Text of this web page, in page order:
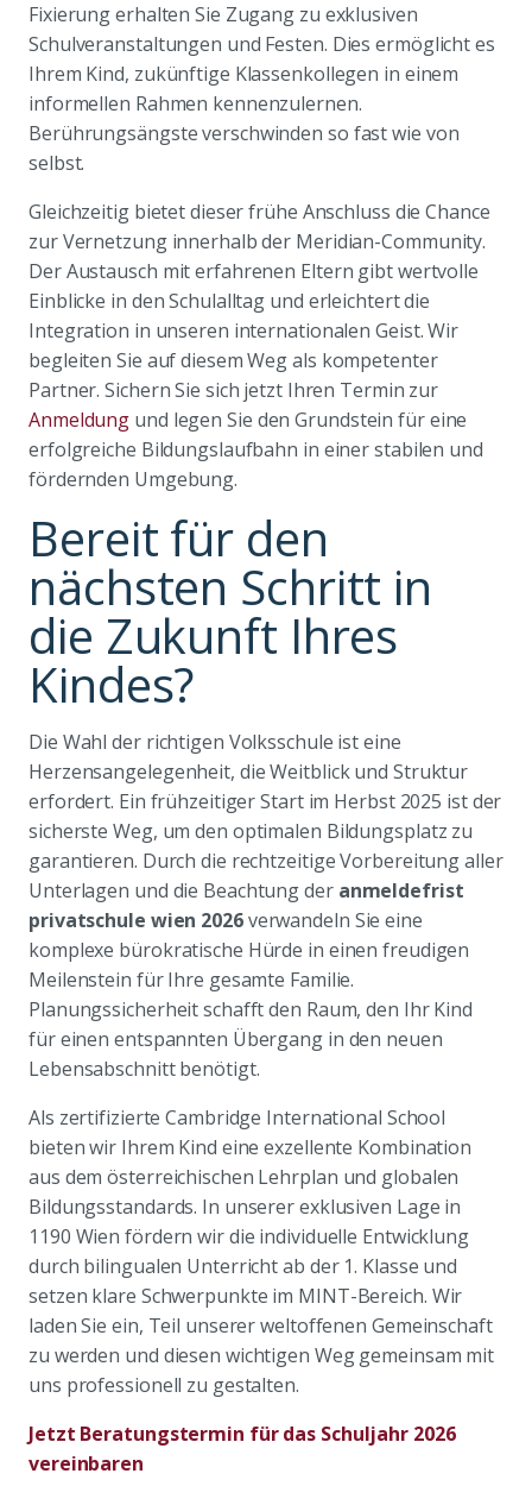
Fixierung erhalten Sie Zugang zu exklusiven
Schulveranstaltungen und Festen. Dies ermöglicht es
Ihrem Kind, zukünftige Klassenkollegen in einem
informellen Rahmen kennenzulernen.
Berührungsängste verschwinden so fast wie von
selbst.
Gleichzeitig bietet dieser frühe Anschluss die Chance
zur Vernetzung innerhalb der Meridian-Community.
Der Austausch mit erfahrenen Eltern gibt wertvolle
Einblicke in den Schulalltag und erleichtert die
Integration in unseren internationalen Geist. Wir
begleiten Sie auf diesem Weg als kompetenter
Partner. Sichern Sie sich jetzt Ihren Termin zur
Anmeldung und legen Sie den Grundstein für eine
erfolgreiche Bildungslaufbahn in einer stabilen und
fördernden Umgebung.
Bereit für den
nächsten Schritt in
die Zukunft Ihres
Kindes?
Die Wahl der richtigen Volksschule ist eine
Herzensangelegenheit, die Weitblick und Struktur
erfordert. Ein frühzeitiger Start im Herbst 2025 ist der
sicherste Weg, um den optimalen Bildungsplatz zu
garantieren. Durch die rechtzeitige Vorbereitung aller
Unterlagen und die Beachtung der anmeldefrist
privatschule wien 2026verwandeln Sie eine
komplexe bürokratische Hürde in einen freudigen
Meilenstein für Ihre gesamte Familie.
Planungssicherheit schafft den Raum, den Ihr Kind
für einen entspannten Übergang in den neuen
Lebensabschnitt benötigt.
Als zertifizierte Cambridge International School
bieten wir Ihrem Kind eine exzellente Kombination
aus dem österreichischen Lehrplan und globalen
Bildungsstandards. In unserer exklusiven Lage in
1190 Wien fördern wir die individuelle Entwicklung
durch bilingualen Unterricht ab der 1. Klasse und
setzen klare Schwerpunkte im MINT-Bereich. Wir
laden Sie ein, Teil unserer weltoffenen Gemeinschaft
zu werden und diesen wichtigen Weg gemeinsam mit
uns professionell zu gestalten.
Jetzt Beratungstermin für das Schuljahr 2026
vereinbaren